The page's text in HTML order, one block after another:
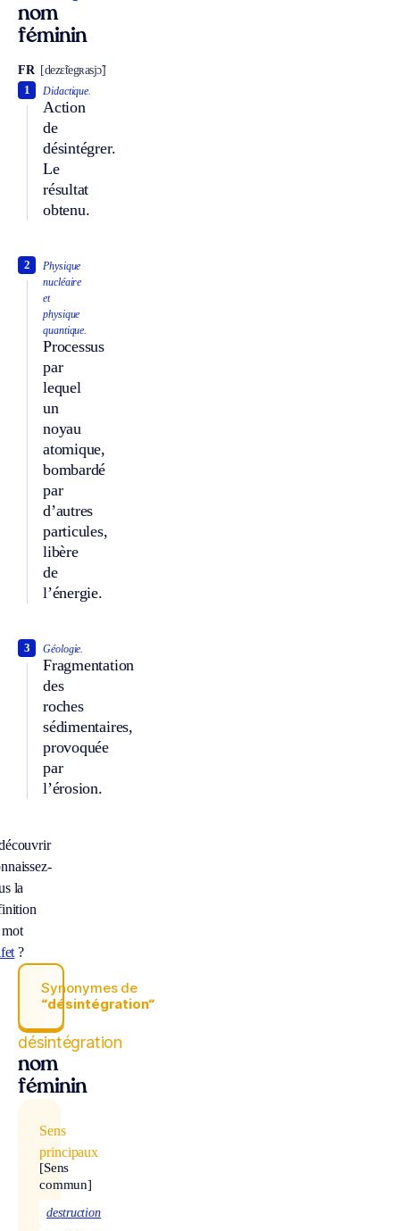
nom
féminin
FR [dezɛ̃tegʀasjɔ̃]
Didactique.
Action
de
désintégrer.
Le
résultat
obtenu.
1
Physique
nucléaire
et
physique
quantique.
Processus
par
lequel
un
noyau
atomique,
bombardé
par
d’autres
particules,
libère
de
l’énergie.
2
Géologie.
Fragmentation
des
roches
sédimentaires,
provoquée
par
l’érosion.
3
la
?
Synonymes de
“désintégration“
désintégration
nom
féminin
Sens
principaux
[Sens
commun]
destruction